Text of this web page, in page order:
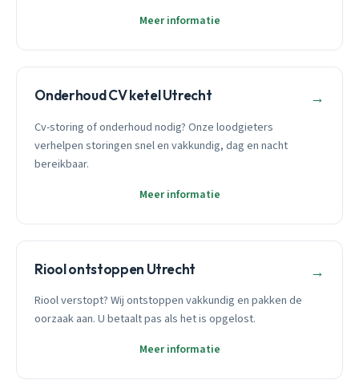
Meer informatie
Onderhoud CV ketel Utrecht →
Cv-storing of onderhoud nodig? Onze loodgieters
verhelpen storingen snel en vakkundig, dag en nacht
bereikbaar.
Meer informatie
Riool ontstoppen Utrecht →
Riool verstopt? Wij ontstoppen vakkundig en pakken de
oorzaak aan. U betaalt pas als het is opgelost.
Meer informatie